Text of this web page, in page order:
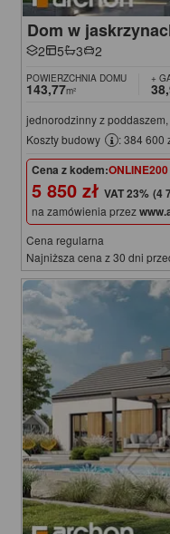
Dom w
2 5 3 2
POWIERZCHNIA DOMU
143,77m²
+
jednorodzinny z
Koszty budowy
: 384 600
Cena z kodem:ONLINE200
5 850 zł (4
na zamówienia przez
Cena regularna
Najniższa cena z 30 dni